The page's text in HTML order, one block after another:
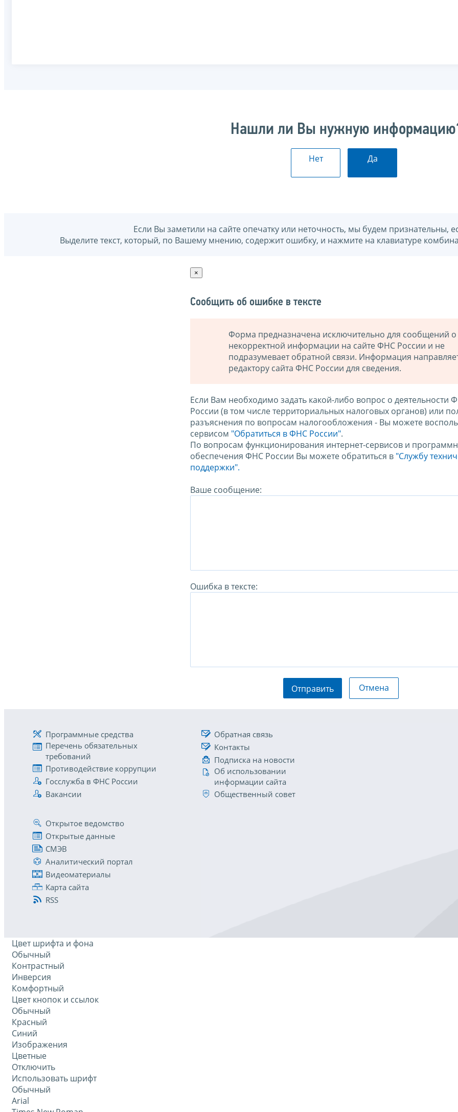
Нашли ли Вы нужную
Нет Да
Если Вы заметили на сайте опечатку или неточность, мы будем признательны,
Выделите текст, который, по Вашему мнению, содержит ошибку, и нажмите на клавиатуре
×
Сообщить об ошибке в тексте
Форма предназначена исключительно для сообщений о
некорректной информации на сайте ФНС России и не
подразумевает обратной связи. Информация
редактору сайта ФНС России для сведения.
Если Вам необходимо задать какой-либо вопрос о деятельности
России (в том числе территориальных налоговых органов) или
разъяснения по вопросам налогообложения - Вы можете
сервисом "Обратиться в ФНС России".
По вопросам функционирования интернет-сервисов и
обеспечения ФНС России Вы можете обратиться в "Службу
поддержки".
Ваше сообщение:
Ошибка в тексте:
Отправить Отмена
Программные средства
Перечень обязательных
требований
Противодействие коррупции
Госслужба в ФНС России
Вакансии
Обратная связь
Контакты
Подписка на новости
Об использовании
информации сайта
Общественный совет
Открытое ведомство
Открытые данные
СМЭВ
Аналитический портал
Видеоматериалы
Карта сайта
RSS
Цвет шрифта и фона
Обычный
Контрастный
Инверсия
Комфортный
Цвет кнопок и ссылок
Обычный
Красный
Синий
Изображения
Цветные
Отключить
Использовать шрифт
Обычный
Arial